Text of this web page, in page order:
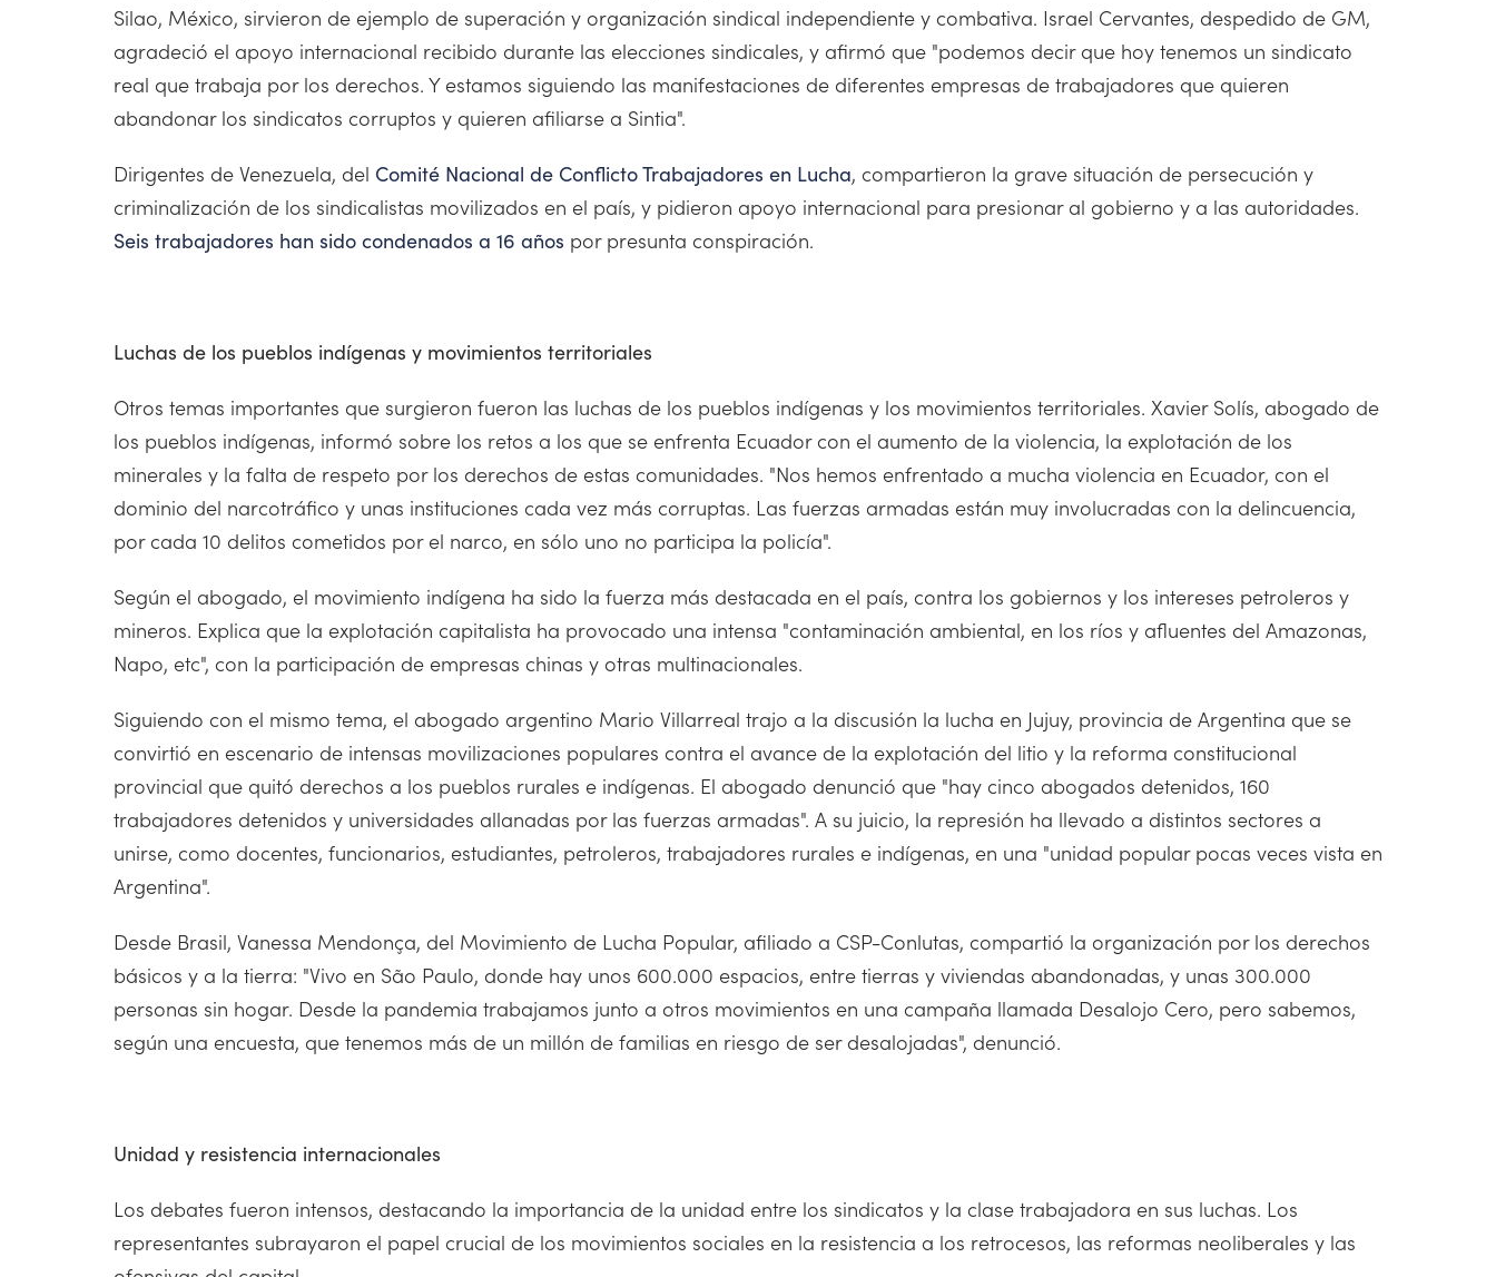
Silao, México, sirvieron de ejemplo de superación y organización sindical independiente y combativa. Israel Cervantes, despedido de GM,
agradeció el apoyo internacional recibido durante las elecciones sindicales, y afirmó que "podemos decir que hoy tenemos un sindicato
real que trabaja por los derechos. Y estamos siguiendo las manifestaciones de diferentes empresas de trabajadores que quieren
abandonar los sindicatos corruptos y quieren afiliarse a Sintia".
Dirigentes de Venezuela, del Comité Nacional de Conflicto Trabajadores en Lucha, compartieron la grave situación de persecución y
criminalización de los sindicalistas movilizados en el país, y pidieron apoyo internacional para presionar al gobierno y a las autoridades.
Seis trabajadores han sido condenados a 16 años por presunta conspiración.
Luchas de los pueblos indígenas y movimientos territoriales
Otros temas importantes que surgieron fueron las luchas de los pueblos indígenas y los movimientos territoriales. Xavier Solís, abogado de
los pueblos indígenas, informó sobre los retos a los que se enfrenta Ecuador con el aumento de la violencia, la explotación de los
minerales y la falta de respeto por los derechos de estas comunidades. "Nos hemos enfrentado a mucha violencia en Ecuador, con el
dominio del narcotráfico y unas instituciones cada vez más corruptas. Las fuerzas armadas están muy involucradas con la delincuencia,
por cada 10 delitos cometidos por el narco, en sólo uno no participa la policía".
Según el abogado, el movimiento indígena ha sido la fuerza más destacada en el país, contra los gobiernos y los intereses petroleros y
mineros. Explica que la explotación capitalista ha provocado una intensa "contaminación ambiental, en los ríos y afluentes del Amazonas,
Napo, etc", con la participación de empresas chinas y otras multinacionales.
Siguiendo con el mismo tema, el abogado argentino Mario Villarreal trajo a la discusión la lucha en Jujuy, provincia de Argentina que se
convirtió en escenario de intensas movilizaciones populares contra el avance de la explotación del litio y la reforma constitucional
provincial que quitó derechos a los pueblos rurales e indígenas. El abogado denunció que "hay cinco abogados detenidos, 160
trabajadores detenidos y universidades allanadas por las fuerzas armadas". A su juicio, la represión ha llevado a distintos sectores a
unirse, como docentes, funcionarios, estudiantes, petroleros, trabajadores rurales e indígenas, en una "unidad popular pocas veces vista en
Argentina".
Desde Brasil, Vanessa Mendonça, del Movimiento de Lucha Popular, afiliado a CSP-Conlutas, compartió la organización por los derechos
básicos y a la tierra: "Vivo en São Paulo, donde hay unos 600.000 espacios, entre tierras y viviendas abandonadas, y unas 300.000
personas sin hogar. Desde la pandemia trabajamos junto a otros movimientos en una campaña llamada Desalojo Cero, pero sabemos,
según una encuesta, que tenemos más de un millón de familias en riesgo de ser desalojadas", denunció.
Unidad y resistencia internacionales
Los debates fueron intensos, destacando la importancia de la unidad entre los sindicatos y la clase trabajadora en sus luchas. Los
representantes subrayaron el papel crucial de los movimientos sociales en la resistencia a los retrocesos, las reformas neoliberales y las